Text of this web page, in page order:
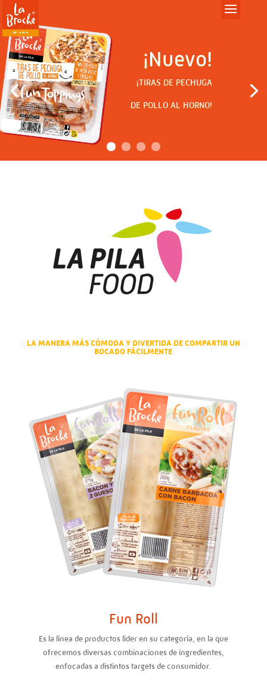
¡Nuevo!
¡TIRAS DE PECHUGA
DE POLLO AL HORNO!
LA MANERA MÁS CÓMODA Y DIVERTIDA DE COMPARTIR UN
BOCADO FÁCILMENTE
Fun Roll
Es la línea de productos líder en su categoría, en la que
ofrecemos diversas combinaciones de ingredientes,
enfocadas a distintos targets de consumidor.